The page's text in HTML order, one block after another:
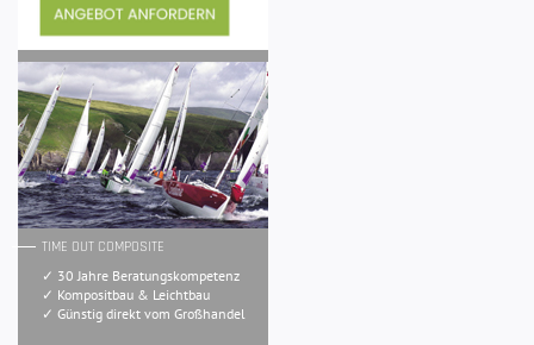
TIME OUT COMPOSITE
✓ 30 Jahre Beratungskompetenz
✓ Kompositbau & Leichtbau
✓ Günstig direkt vom Großhandel